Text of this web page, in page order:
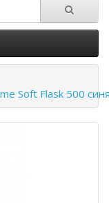
Soft Flask 500